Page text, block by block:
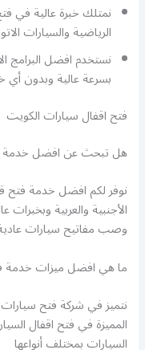
نمتلك خبرة عالية في
الرياضية والسيارات
نستخدم افضل البرامج
بسرعة عالية وبدون
فتح اقفال سيارات الكويت
هل تبحث عن افضل خدمة
نوفر لكم افضل خدمة فتح
الأجنبية والعربية
وصب مفاتيح سيارات
ما هي افضل ميزات خدمة
نتميز في شركة فتح سيارات
المميزة في فتح اقفال
السيارات بمختلف أنواعها